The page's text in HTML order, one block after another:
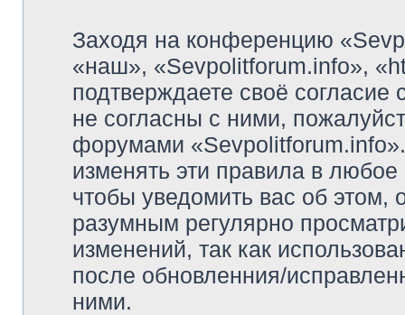
Заходя на конференцию
«наш», «Sevpolitforum.info»,
подтверждаете своё
не согласны с ними,
форумами
изменять эти правила в
чтобы уведомить вас об
разумным регулярно
изменений, так как
после обновленния/
ними.